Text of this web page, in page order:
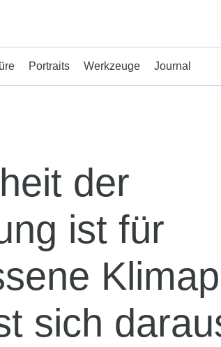
Portraits Werkzeuge Journal
der
ist für
sich